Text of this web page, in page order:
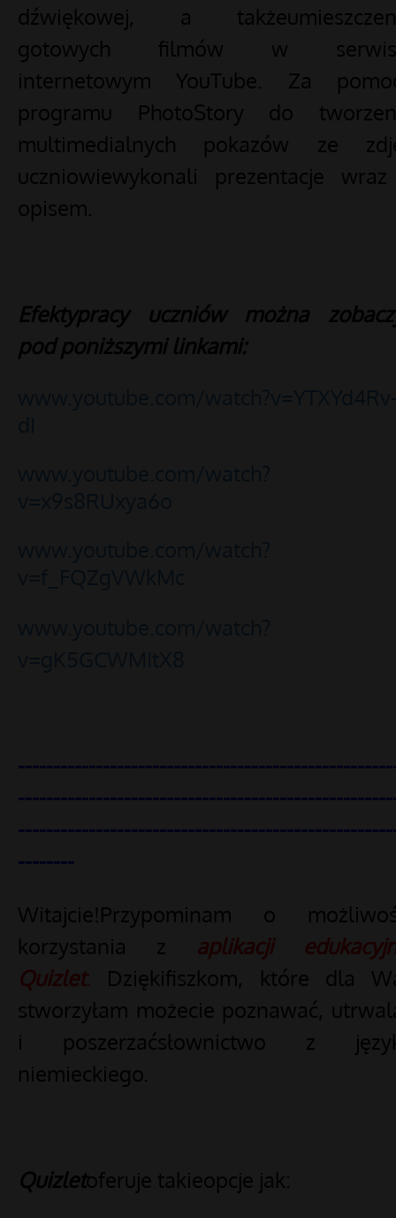
dźwiękowej, a
gotowych filmów w
internetowym YouTube. Za
programu PhotoStory do
multimedialnych pokazów ze
uczniowiewykonali prezentacje
opisem.
Efektypracy uczniów można
pod poniższymi linkami:
--------
Witajcie!Przypominam o
korzystania z aplikacji
Quizlet. Dziękifiszkom, które dla
stworzyłam możecie poznawać,
i poszerzaćsłownictwo z
niemieckiego.
Quizletoferuje takieopcje jak: